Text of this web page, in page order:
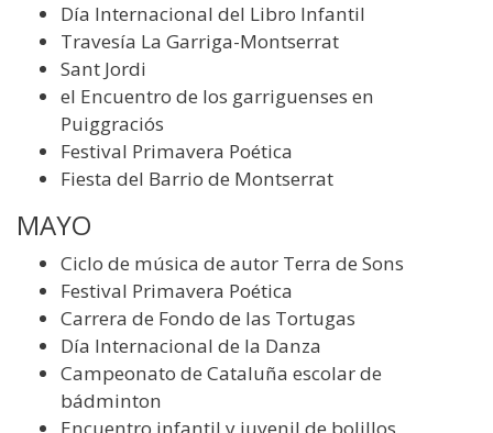
Día Internacional del Libro Infantil
Travesía La Garriga-Montserrat
Sant Jordi
el Encuentro de los garriguenses en
Puiggraciós
Festival Primavera Poética
Fiesta del Barrio de Montserrat
MAYO
Ciclo de música de autor Terra de Sons
Festival Primavera Poética
Carrera de Fondo de las Tortugas
Día Internacional de la Danza
Campeonato de Cataluña escolar de
bádminton